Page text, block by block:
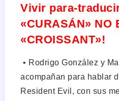
Vivir para-
«CURASÁN» NO
«CROISSANT»!
•⁠ Rodrigo González y
acompañan para hablar
Resident Evil, con sus